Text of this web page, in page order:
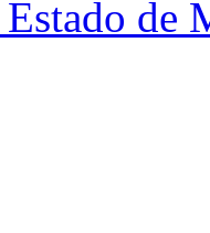
de